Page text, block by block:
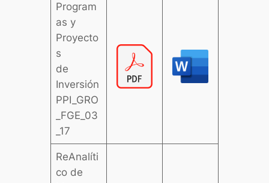
Program
as y
Proyecto
s
de
Inversión
PPI_GRO
_FGE_03
_17
ReAnalíti
co de